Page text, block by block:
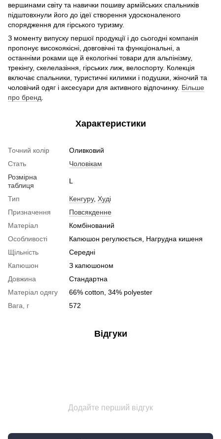
вершинами світу та навички пошиву армійських спальників
підштовхнули його до ідеї створення удосконаленого
спорядження для гірського туризму.
З моменту випуску першої продукції і до сьогодні компанія
пропонує високоякісні, довговічні та функціональні, а
останніми роками ще й екологічні товари для альпінізму,
трекінгу, скелелазіння, гірських лиж, велоспорту. Колекція
включає спальники, туристичні килимки і подушки, жіночий та
чоловічий одяг і аксесуари для активного відпочинку. Більше
про бренд
Характеристики
Точний колір
Оливковий
Стать
Чоловікам
Розмірна
таблиця
L
Тип Кенгуру, Худі
Призначення
Повсякденне
Матеріал
Комбінований
Особливості
Капюшон регулюється, Нагрудна кишеня
Щільність
Середні
Капюшон
З капюшоном
Довжина
Стандартна
Матеріал одягу
66% cotton, 34% polyester
Вага, г
572
Відгуки
Додайте перший відгук